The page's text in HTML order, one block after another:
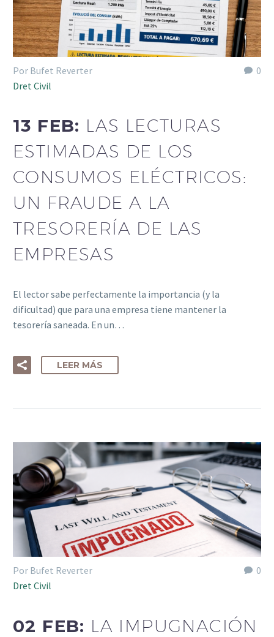
0
Por Bufet Reverter
Dret Civil
13 FEB: LAS LECTURAS
ESTIMADAS DE LOS
CONSUMOS ELÉCTRICOS:
UN FRAUDE A LA
TRESORERÍA DE LAS
EMPRESAS
El lector sabe perfectamente la importancia (y la
dificultad) que para una empresa tiene mantener la
tesorería saneada. En un…
LEER MÁS
0
Por Bufet Reverter
Dret Civil
02 FEB: LA IMPUGNACIÓN